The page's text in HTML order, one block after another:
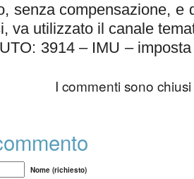
senza compensazione, e
va utilizzato il canale
3914 – IMU –
I commenti sono chiusi
Nome (richiesto)